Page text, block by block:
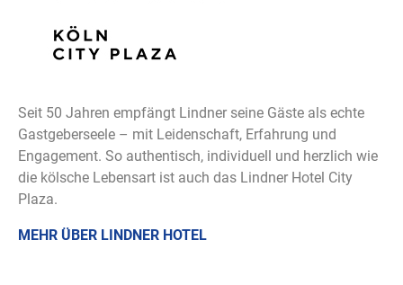
Seit 50 Jahren empfängt Lindner seine Gäste als echte
Gastgeberseele – mit Leidenschaft, Erfahrung und
Engagement. So authentisch, individuell und herzlich wie
die kölsche Lebensart ist auch das Lindner Hotel City
Plaza.
MEHR ÜBER LINDNER HOTEL